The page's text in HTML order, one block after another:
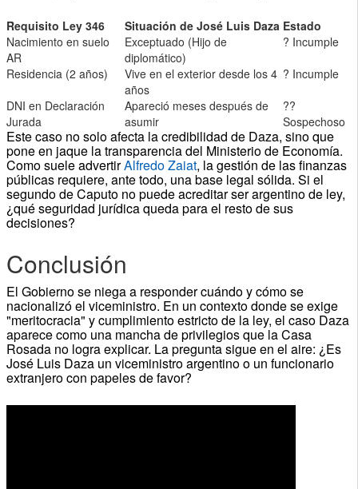
Requisito Ley 346 Situación de José Luis Daza Estado
Nacimiento en suelo
AR
Exceptuado (Hijo de
diplomático)
? Incumple
Residencia (2 años)
Vive en el exterior desde los 4
años
? Incumple
DNI en Declaración
Jurada
Apareció meses después de
asumir
??
Sospechoso
Este caso no solo afecta la credibilidad de Daza, sino que
pone en jaque la transparencia del Ministerio de Economía.
Como suele advertirAlfredo Zaiat, la gestión de las finanzas
públicas requiere, ante todo, una base legal sólida. Si el
segundo de Caputo no puede acreditar ser argentino de ley,
¿qué seguridad jurídica queda para el resto de sus
decisiones?
Conclusión
El Gobierno se niega a responder cuándo y cómo se
nacionalizó el viceministro. En un contexto donde se exige
"meritocracia" y cumplimiento estricto de la ley, el caso Daza
aparece como una mancha de privilegios que la Casa
Rosada no logra explicar. La pregunta sigue en el aire: ¿Es
José Luis Daza un viceministro argentino o un funcionario
extranjero con papeles de favor?